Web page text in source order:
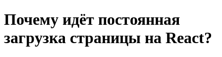
Почему идёт постоянная
загрузка страницы на React?